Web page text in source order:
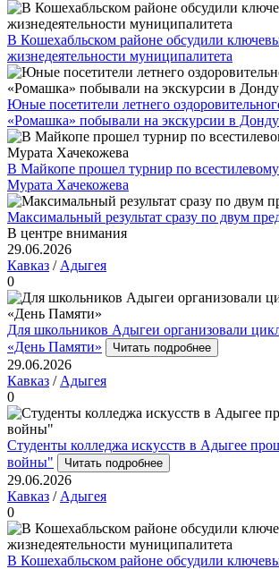
В Кошехабльском районе обсудили
жизнедеятельности муниципалитета
Юные посетители летнего
«Ромашка» побывали на экскурсии в
В Майкопе прошел турнир по всестилевому
Мурата Хачекожева
Максимальный результат сразу по двум
В центре внимания
29.06.2026
Кавказ / Адыгея
0
Для школьников Адыгеи организовали
«День Памяти»
Читать подробнее
29.06.2026
Кавказ / Адыгея
0
Студенты колледжа искусств в Адыгее
войны"
Читать подробнее
29.06.2026
Кавказ / Адыгея
0
В Кошехабльском районе обсудили